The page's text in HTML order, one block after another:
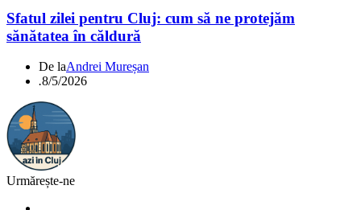
Sfatul zilei pentru Cluj: cum să ne protejăm
sănătatea în căldură
De laAndrei Mureșan
.8/5/2026
Urmărește-ne